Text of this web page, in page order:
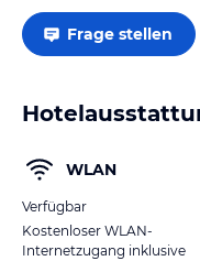
Frage stellen
WLAN
Verfügbar
Kostenloser WLAN-
Internetzugang inklusive